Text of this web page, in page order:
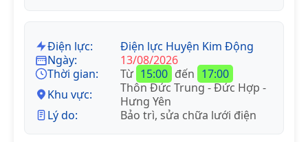
Điện lực:
Điện lực Huyện Kim Động
Ngày:
13/08/2026
Thời gian:
Từ 15:00 đến 17:00
Khu vực:
Thôn Đức Trung - Đức Hợp -
Hưng Yên
Lý do:
Bảo trì, sửa chữa lưới điện